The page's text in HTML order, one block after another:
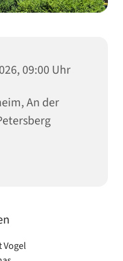
09:00 Uhr
An der
Vogel